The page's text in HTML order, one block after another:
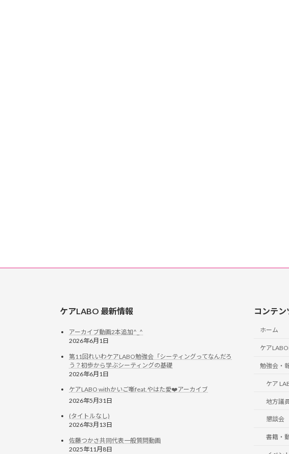
ケアLABO 最新情報
アーカイブ動画2本追加^_^
2026年6月1日
第11回れいわケアLABO勉強会「シーティングってなんだろ
う？初歩から学ぶシーティングの基礎
2026年6月1日
ケアLABO withかいご噺feat.やはた愛❤️アーカイブ
2026年5月31日
(タイトルなし)
2026年3月13日
佐藤つかさ共同代表一般質問動画
2025年11月8日
コンテン
ホーム
ケア
勉強会・
ケア
地方議
懇談会
書籍・